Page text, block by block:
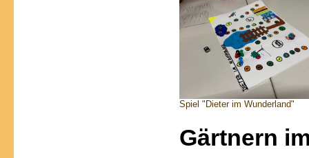
Spiel "Dieter im Wunderland"
Gärtnern